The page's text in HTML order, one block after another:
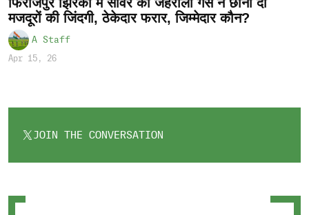
मजदूरों की जिंदगी, ठेकेदार फरार, जिम्मेदार कौन?
A Staff
Apr 15, 26
JOIN THE CONVERSATION
OPENS